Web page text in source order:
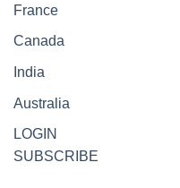
France
Canada
India
Australia
LOGIN
SUBSCRIBE